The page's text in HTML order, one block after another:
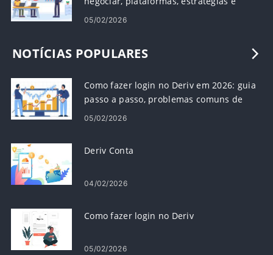
gerenciamento de risco
05/02/2026
NOTÍCIAS POPULARES
Como fazer login no Deriv em 2026: guia
passo a passo, problemas comuns de
login e soluções
05/02/2026
Deriv Conta
04/02/2026
Como fazer login no Deriv
05/02/2026